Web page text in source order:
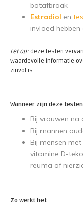
botafbraak
Estradiol en
invloed
Let op: deze testen
waardevolle informatie
zinvol is.
Wanneer zijn deze
Bij vrouwen na
Bij mannen
Bij mensen
vitamine D-
reuma of
Zo werkt het